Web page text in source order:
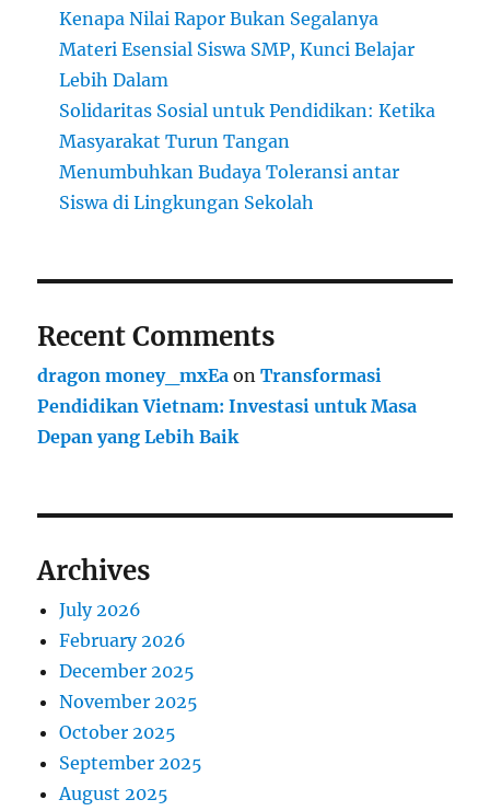
Kenapa Nilai Rapor Bukan Segalanya
Materi Esensial Siswa SMP, Kunci Belajar
Lebih Dalam
Solidaritas Sosial untuk Pendidikan: Ketika
Masyarakat Turun Tangan
Menumbuhkan Budaya Toleransi antar
Siswa di Lingkungan Sekolah
Recent Comments
dragon money_mxEa onTransformasi
Pendidikan Vietnam: Investasi untuk Masa
Depan yang Lebih Baik
Archives
July 2026
February 2026
December 2025
November 2025
October 2025
September 2025
August 2025